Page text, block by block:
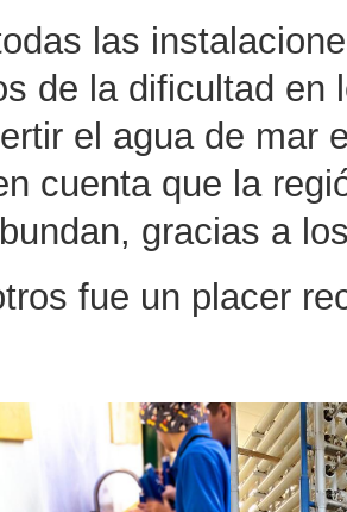
las
de la dificultad en
el agua de mar
cuenta que la
gracias a
fue un placer